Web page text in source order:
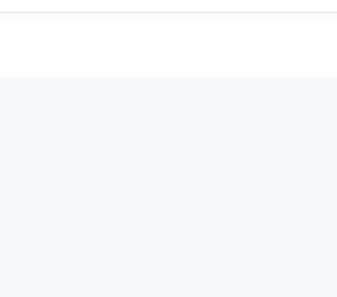
方法论 BIM 试验员 投融资